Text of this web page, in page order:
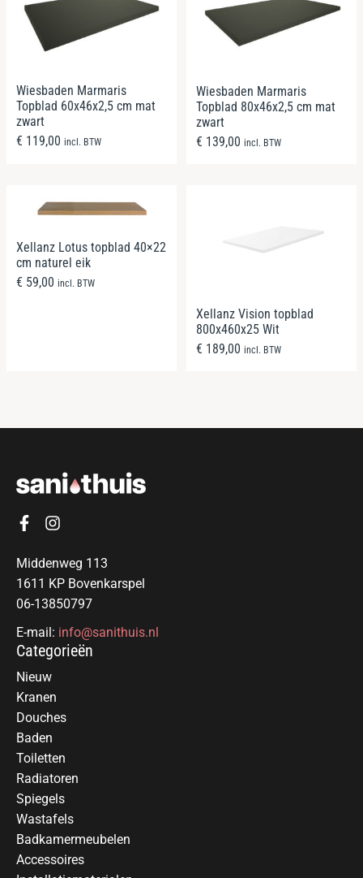
Wiesbaden Marmaris
Topblad 60x46x2,5 cm mat
zwart
€ 119,00 incl. BTW
Wiesbaden Marmaris
Topblad 80x46x2,5 cm mat
zwart
€ 139,00 incl. BTW
Xellanz Lotus topblad 40×22
cm naturel eik
€ 59,00 incl. BTW
Xellanz Vision topblad
800x460x25 Wit
€ 189,00 incl. BTW
Middenweg 113
1611 KP Bovenkarspel
06-13850797
E-mail: info@sanithuis.nl
Categorieën
Nieuw
Kranen
Douches
Baden
Toiletten
Radiatoren
Spiegels
Wastafels
Badkamermeubelen
Accessoires